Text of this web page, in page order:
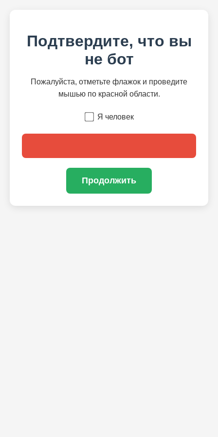
Подтвердите, что вы
не бот
Пожалуйста, отметьте флажок и проведите
мышью по красной области.
Я человек
Продолжить